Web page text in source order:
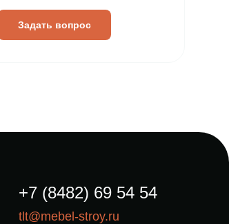
Задать вопрос
+7 (8482) 69 54 54
tlt@mebel-stroy.ru